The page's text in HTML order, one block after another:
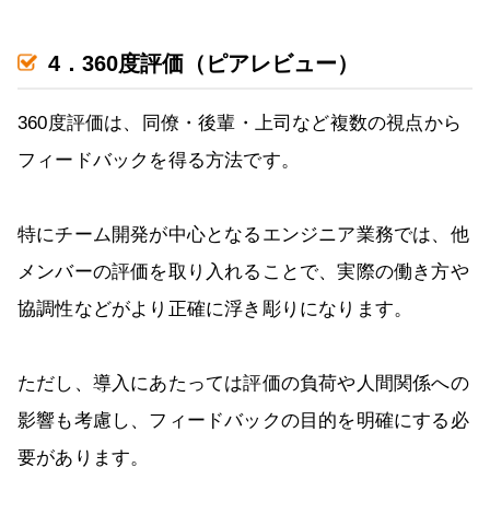
4．360度評価（ピアレビュー）
360度評価は、同僚・後輩・上司など複数の視点から
フィードバックを得る方法です。
特にチーム開発が中心となるエンジニア業務では、他
メンバーの評価を取り入れることで、実際の働き方や
協調性などがより正確に浮き彫りになります。
ただし、導入にあたっては評価の負荷や人間関係への
影響も考慮し、フィードバックの目的を明確にする必
要があります。